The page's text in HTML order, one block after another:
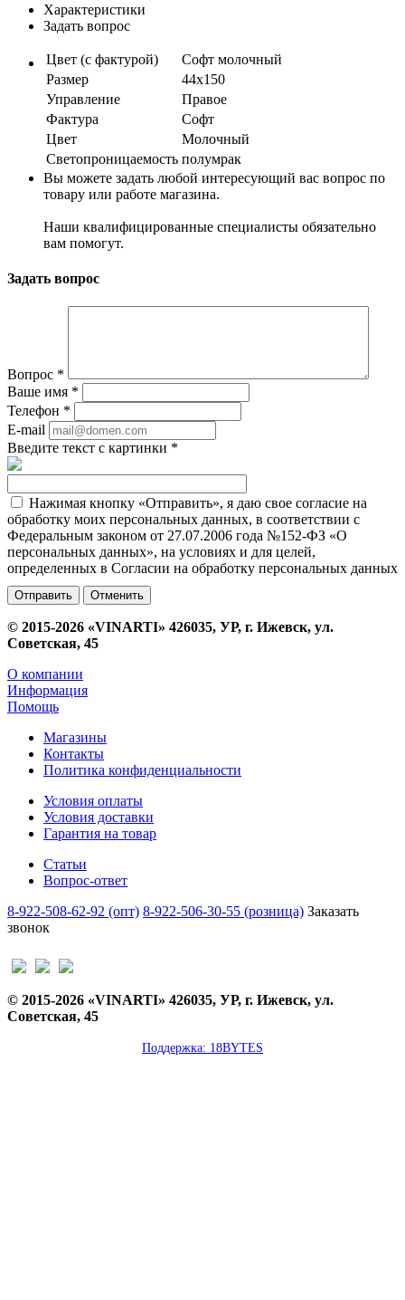
Характеристики
Задать вопрос
Цвет (с фактурой)
Софт молочный
Размер
44х150
Управление
Правое
Фактура
Софт
Цвет
Молочный
Светопроницаемость полумрак
Вы можете задать любой интересующий вас вопрос по
товару или работе магазина.
Наши квалифицированные специалисты обязательно
вам помогут.
Задать вопрос
Вопрос *
Ваше имя *
Телефон *
E-mail
Введите текст с картинки *
Нажимая кнопку «Отправить», я даю свое согласие на
обработку моих персональных данных, в соответствии с
Федеральным законом от 27.07.2006 года №152-ФЗ «О
персональных данных», на условиях и для целей,
определенных в Согласии на обработку персональных данных
Отменить
© 2015-2026 «VINARTI» 426035, УР, г. Ижевск, ул.
Советская, 45
О компании
Информация
Помощь
Магазины
Контакты
Политика конфиденциальности
Условия оплаты
Условия доставки
Гарантия на товар
Статьи
Вопрос-ответ
8-922-508-62-92 (опт) 8-922-506-30-55 (розница) Заказать
звонок
© 2015-2026 «VINARTI» 426035, УР, г. Ижевск, ул.
Советская, 45
Поддержка: 18BYTES